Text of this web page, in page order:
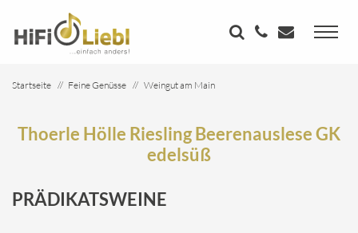
Startseite Feine Genüsse
Weingut am Main
Thoerle Hölle Riesling Beerenauslese GK
edelsüß
PRÄDIKATSWEINE